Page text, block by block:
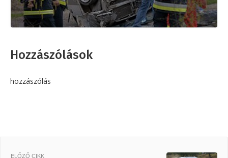
Hozzászólások
hozzászólás
ELŐZŐ CIKK